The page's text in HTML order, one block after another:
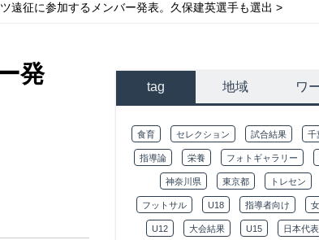
遠征に参加するメンバー発表。久保建英選手も選出
発
tag 地域 ワ
食育 セレクション 試合結果 千
指導論 栄養 フォトギャラリー
神奈川県 東京都 トレセン
フットサル U18 指導者向け
U12 大会結果 U15 日本代表